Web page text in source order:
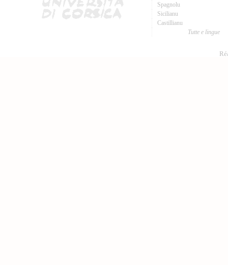
Spagnolu
Sicilianu
Castillianu
Tutte e lingue